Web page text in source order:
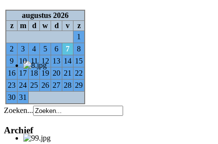
augustus 2026
z
m d w d v
z
1
2
3 4 5 6 7
8
9
10 11 12 13 14 15
16 17 18 19 20 21
22
23 24 25 26 27 28 29
30 31
Zoeken...
Archief